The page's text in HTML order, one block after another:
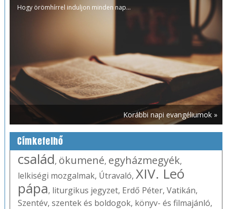
Hogy örömhírrel induljon minden nap...
Korábbi napi evangéliumok »
Címkefelhő
család, ökumené, egyházmegyék,
lelkiségi mozgalmak, Útravaló, XIV. Leó
pápa, liturgikus jegyzet, Erdő Péter, Vatikán,
Szentév, szentek és boldogok, könyv- és filmajánló,